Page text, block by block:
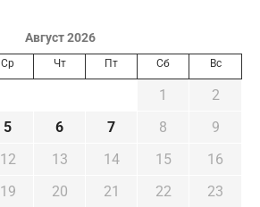
Август 2026
Ср Чт Пт Сб Вс
1
2
5 6 7 8
9
12 13 14 15
16
19 20 21 22
23